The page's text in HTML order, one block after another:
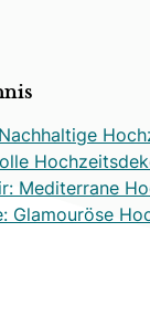
Mediterrane
Glamouröse